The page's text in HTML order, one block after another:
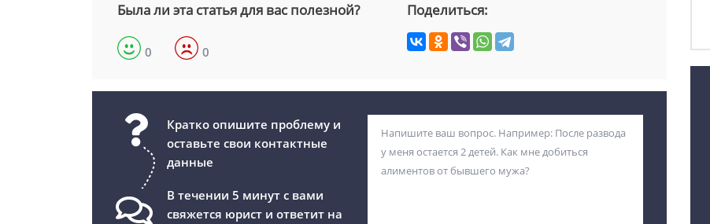
Была ли эта статья для вас полезной?
0 0
Поделиться:
Кратко опишите проблему и
оставьте свои контактные
данные
В течении 5 минут с вами
свяжется юрист и ответит на